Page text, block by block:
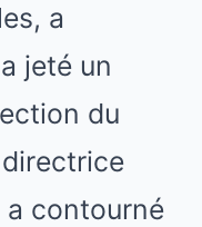
a
jeté un
du
a contourné